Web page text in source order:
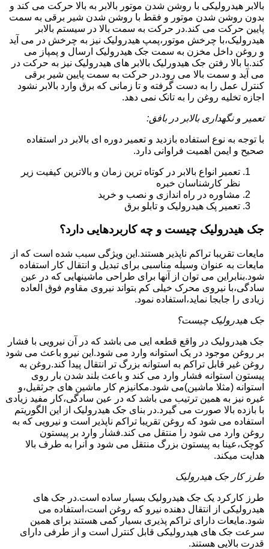
بالابر هیدرولیکی با روشن شدن موتور بالابر به بالا حرکت می کند و
بدون روشن شدن موتور و فقط با روشن شدن شیر برقی به سمت
پایین حرکت می کند.در حرکت به سمت بالا در سیستم بالابر
هیدرولیک،با چرخش موتور،پمپ هیدرولیک نیز به چرخش در می آید
و روغن داخل مخزن به سمت جک هیدرولیک ارسال و پمپاز می
کند.با بالا رفتن جک هیدورلیک بالابر های هیدرولیک نیز به حرکت در
می آید و سمت بالا می رود.در حرکت به سمت پایین شیر برقی
کنترل عمل را به دست گرفته و تا زمانی که برق وارد بالابر نشود
اجازه تخلیه روغن را به تانک نمی دهد.
تعمیر و نگهداری بالابر در بافق:
با توجه به نوع استفاده بازدید و تعمیر دوره ای بالابر در استفاده
صحیح و ایمن اهمیت فراوانی دارد.
تعمیر انواع بالابر در کوتاه ترین زمان و بالاترین کیفیت زیر
نظر کارشناسان خبره
مشاوره در راه اندازی و نصب و خرید
تعمیر پک هیدرولیک و تابلو برق
جک هیدرولیک چیست و چه کاربردهایی دارد؟
مایعات تقریبا تراکم ناپذیر هستند.این ویژگی سبب شده است که از
مایعات به عنوان وسیله مناسبی برای تبدیل و انتقال کار استفاده
شود.بنابراین می توان از آنها برای طراحی ماشینهایی که در عین
سادگی،با نیروی محرک خیلی کم بتواند نیروی مقاوم فوق العاده
زیادی را جابجا نماید،استفاده نمود.
جک هیدرولیک چیست؟
جک هیدرولیک در واقع قطعه ایی می باشد که در آن نیرویی با فشار
بر روغن موجود در یک استوانه وارد می شود.این نیرو باعث می شود
روغن غیر قابل تراکم به استوانه بزرگ تر انتقال پیدا کند.روغن به
پیستون استوانه فشار وارد می کند و باعث بلند شدن بار روی
استوانه (مثلا ماشین)می شود.مکانیزم کار ماشین های جرثقیل،و
غیره نیز به همین ترتیب می باشد که در عین سادگی،کار مفید زیادی
با بازده بالا صورت می گیرد.در بنای جک هیدرولیک از این الگوریتم
استفاده می شود که روغن تقریبا تراکم ناپذیر است و نیرویی که به
روغن وارد می شود را منتقل می کند.فشار وارد بر پیستون
کوچک،عینا به پیستون بزرگ منتقل می شود و آنرا به طرف بالا
هدایت میکند.
طرز کار جک هیدرولیک
طرز کارکرد یک جک هیدرولیک بسیار ساده است.در جک های
هیدرولیکی از انتقال دهنده نیرو که روغن است،استفاده می
شود.مایعات دارای تراکم پذیری بسیار کمی هستند برای همین
سرعت جک های هیدرولیکی قابل کنترل است و از طرفی دارای
قدرت بالایی هستند.